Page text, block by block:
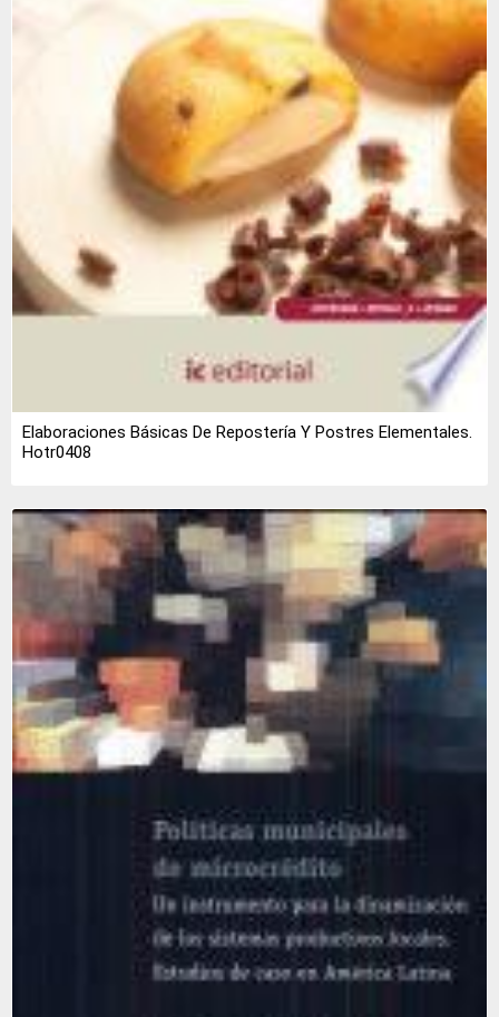
Elaboraciones Básicas De Repostería Y Postres Elementales.
Hotr0408